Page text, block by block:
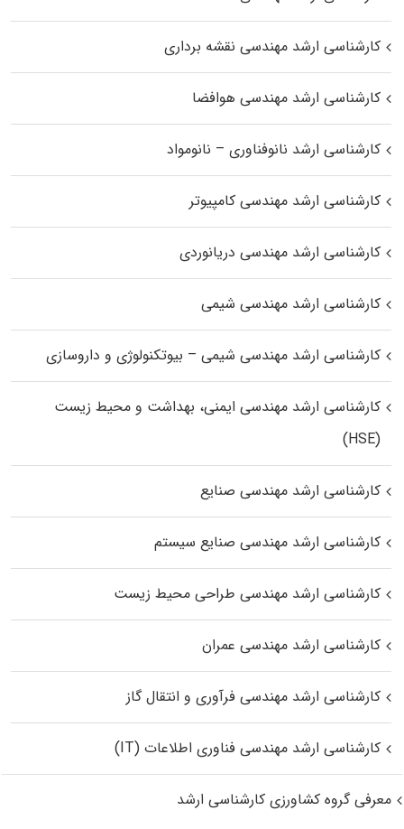
کارشناسی ارشد مهندسی نقشه برداری
کارشناسی ارشد مهندسی هوافضا
کارشناسی ارشد نانوفناوری – نانومواد
کارشناسی ارشد مهندسی کامپیوتر
کارشناسی ارشد مهندسی دریانوردی
کارشناسی ارشد مهندسی شیمی
کارشناسی ارشد مهندسی شیمی – بیوتکنولوژی و داروسازی
کارشناسی ارشد مهندسی ایمنی، بهداشت و محیط زیست
(HSE)
کارشناسی ارشد مهندسی صنایع
کارشناسی ارشد مهندسی صنایع سیستم
کارشناسی ارشد مهندسی طراحی محیط زیست
کارشناسی ارشد مهندسی عمران
کارشناسی ارشد مهندسی فرآوری و انتقال گاز
کارشناسی ارشد مهندسی فناوری اطلاعات (IT)
معرفی گروه کشاورزی کارشناسی ارشد